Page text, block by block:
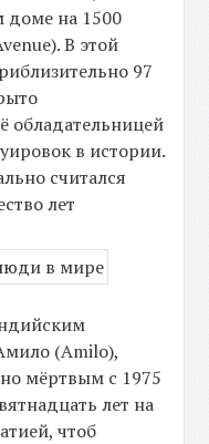
доме на 1500
В этой
97
обладательницей
в истории.
считался
лет
(Amilo),
мёртвым с 1975
лет на
чтоб